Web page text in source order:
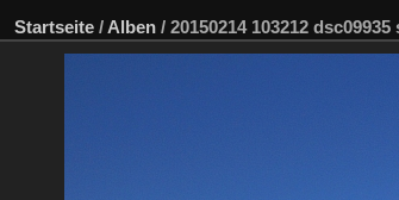
Startseite / Alben / 20150214 103212